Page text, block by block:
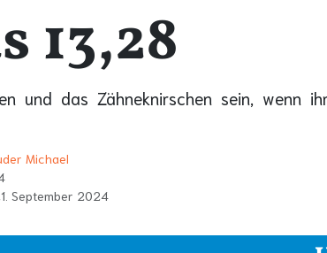
13,28
und das Zähneknirschen sein, wenn
Michael
September 2024